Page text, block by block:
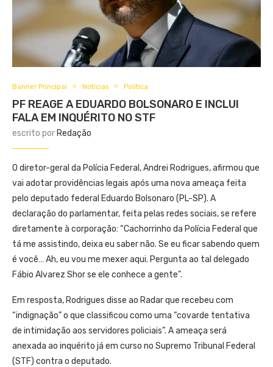
Banner Principal Notícias Política
PF REAGE A EDUARDO BOLSONARO E INCLUI
FALA EM INQUÉRITO NO STF
escrito por Redação
O diretor-geral da Polícia Federal, Andrei Rodrigues, afirmou que
vai adotar providências legais após uma nova ameaça feita
pelo deputado federal Eduardo Bolsonaro (PL-SP). A
declaração do parlamentar, feita pelas redes sociais, se refere
diretamente à corporação: “Cachorrinho da Polícia Federal que
tá me assistindo, deixa eu saber não. Se eu ficar sabendo quem
é você… Ah, eu vou me mexer aqui. Pergunta ao tal delegado
Fábio Alvarez Shor se ele conhece a gente”.
Em resposta, Rodrigues disse ao Radar que recebeu com
“indignação” o que classificou como uma “covarde tentativa
de intimidação aos servidores policiais”. A ameaça será
anexada ao inquérito já em curso no Supremo Tribunal Federal
(STF) contra o deputado.